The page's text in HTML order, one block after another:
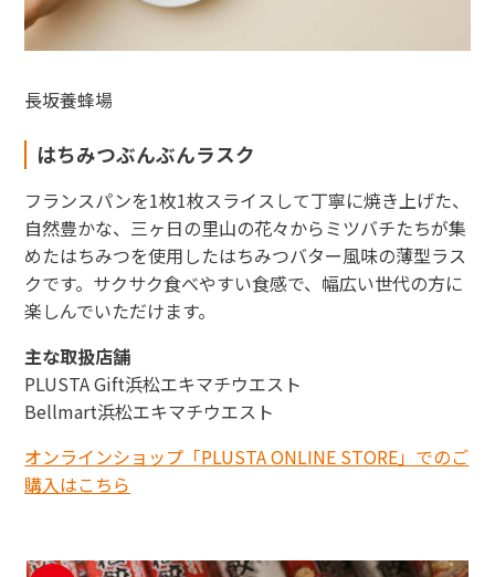
長坂養蜂場
はちみつぶんぶんラスク
フランスパンを1枚1枚スライスして丁寧に焼き上げた、
自然豊かな、三ヶ日の里山の花々からミツバチたちが集
めたはちみつを使用したはちみつバター風味の薄型ラス
クです。サクサク食べやすい食感で、幅広い世代の方に
楽しんでいただけます。
主な取扱店舗
PLUSTA Gift浜松エキマチウエスト
Bellmart浜松エキマチウエスト
オンラインショップ「PLUSTA ONLINE STORE」でのご
購入はこちら